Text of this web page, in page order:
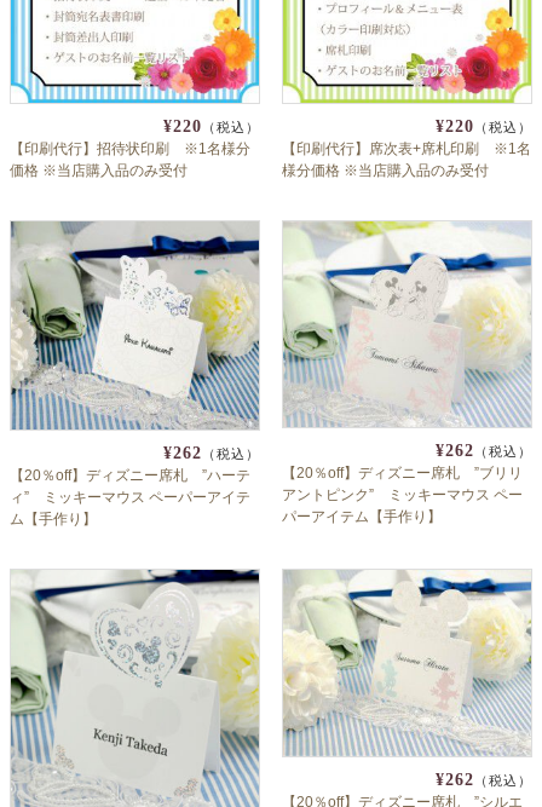
¥220 （税込）
【印刷代行】招待状印刷 ※1名様分
価格 ※当店購入品のみ受付
¥220 （税込）
【印刷代行】席次表+席札印刷 ※1名
様分価格 ※当店購入品のみ受付
¥262 （税込）
【20％off】ディズニー席札 ”ハーテ
ィ” ミッキーマウス ペーパーアイテ
ム【手作り】
¥262 （税込）
【20％off】ディズニー席札 ”ブリリ
アントピンク” ミッキーマウス ペー
パーアイテム【手作り】
¥262 （税込）
【20％off】ディズニー席札 ”シルエ